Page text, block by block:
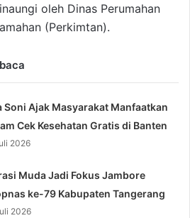
oleh Dinas Perumahan
(Perkimtan).
Soni Ajak Masyarakat Manfaatkan
Cek Kesehatan Gratis di Banten
2026
Muda Jadi Fokus Jambore
ke-79 Kabupaten Tangerang
2026